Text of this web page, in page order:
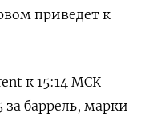
приведет к
к 15:14 МСК
за баррель, марки